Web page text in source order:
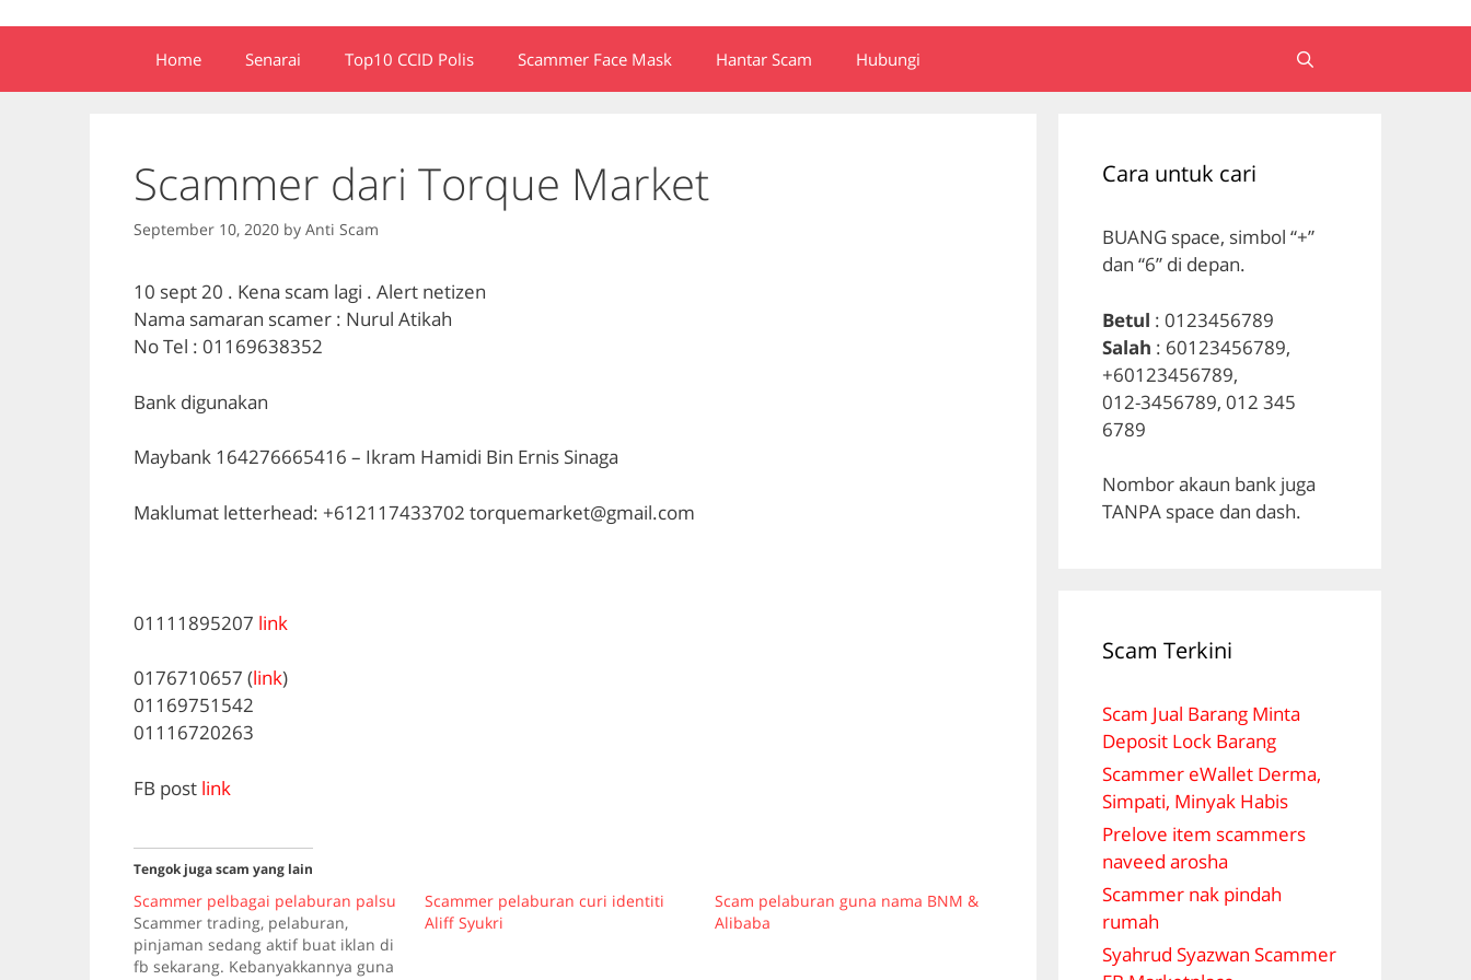
Home Senarai Top10 CCID Polis Scammer Face Mask Hantar Scam Hubungi
Scammer dari Torque Market
September 10, 2020 by Anti Scam
10 sept 20 . Kena scam lagi . Alert netizen
Nama samaran scamer : Nurul Atikah
No Tel : 01169638352
Bank digunakan
Maybank 164276665416 – Ikram Hamidi Bin Ernis Sinaga
Maklumat letterhead: +612117433702 torquemarket@gmail.com
01111895207 link
0176710657 (link)
01169751542
01116720263
FB post link
Tengok juga scam yang lain
Scammer pelbagai pelaburan palsu
Scammer trading, pelaburan,
pinjaman sedang aktif buat iklan di
fb sekarang. Kebanyakkannya guna
Scammer pelaburan curi identiti
Aliff Syukri
Scam pelaburan guna nama BNM &
Alibaba
Cara untuk cari
BUANG space, simbol “+”
dan “6” di depan.
Betul : 0123456789
Salah : 60123456789,
+60123456789,
012-3456789, 012 345
6789
Nombor akaun bank juga
TANPA space dan dash.
Scam Terkini
Scam Jual Barang Minta
Deposit Lock Barang
Scammer eWallet Derma,
Simpati, Minyak Habis
Prelove item scammers
naveed arosha
Scammer nak pindah
rumah
Syahrud Syazwan Scammer